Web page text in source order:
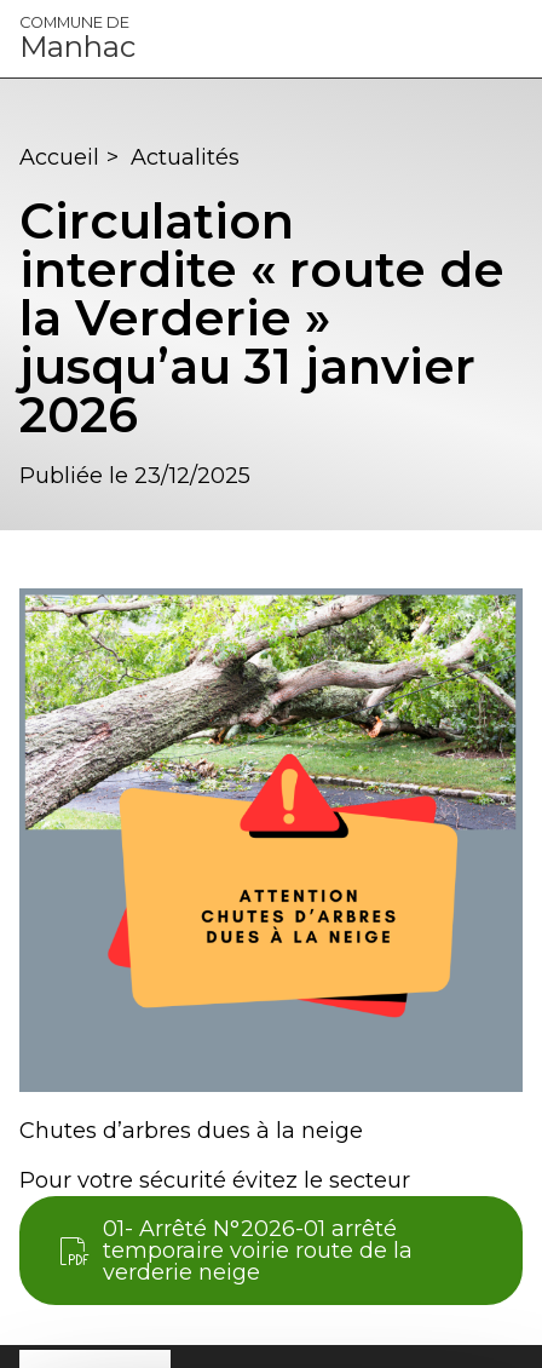
Panneau de gestion des cookies
COMMUNE DE
Manhac
Accueil > Actualités
Circulation
interdite « route de
la Verderie »
jusqu’au 31 janvier
2026
Publiée le 23/12/2025
Chutes d’arbres dues à la neige
Pour votre sécurité évitez le secteur
01- Arrêté N°2026-01 arrêté
temporaire voirie route de la
verderie neige